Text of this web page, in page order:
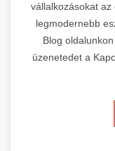
vállalkozásokat
legmodernebb
Blog
üzenetedet a